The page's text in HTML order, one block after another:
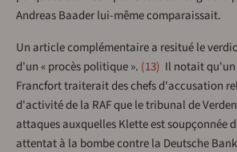
Andreas Baader lui-même comparaissait.
Un article complémentaire a resitué le
d'un « procès politique ». 13 Il notait qu'un
Francfort traiterait des chefs d'accusation
d'activité de la RAF que le tribunal de
attaques auxquelles Klette est soupçonnée
attentat à la bombe contre la Deutsche